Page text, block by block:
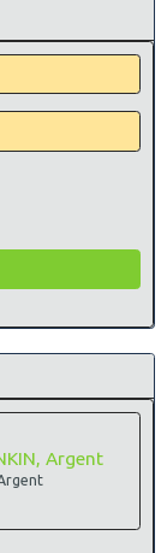
Argent